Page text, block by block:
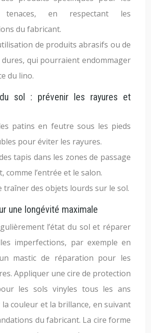
tenaces, en respectant les
du fabricant.
de produits abrasifs ou de
dures, qui pourraient endommager
du lino.
sol : prévenir les rayures et
patins en feutre sous les pieds
pour éviter les rayures.
tapis dans les zones de passage
comme l’entrée et le salon.
traîner des objets lourds sur le sol.
une longévité maximale
l’état du sol et réparer
imperfections, par exemple en
mastic de réparation pour les
Appliquer une cire de protection
les sols vinyles tous les ans
couleur et la brillance, en suivant
du fabricant. La cire forme